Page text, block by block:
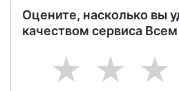
Оцените, насколько вы
качеством сервиса
3
2
1